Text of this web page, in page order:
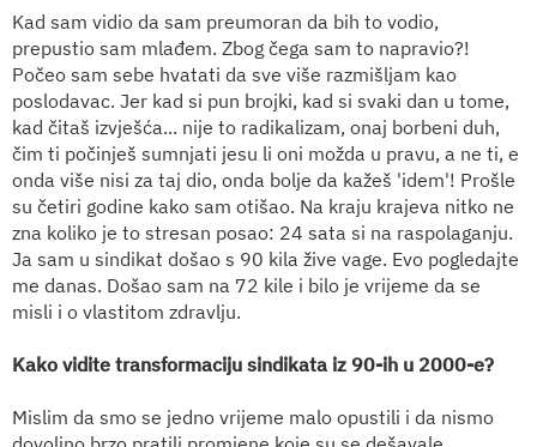
Kad sam vidio da sam preumoran da bih to vodio,
prepustio sam mlađem. Zbog čega sam to napravio?!
Počeo sam sebe hvatati da sve više razmišljam kao
poslodavac. Jer kad si pun brojki, kad si svaki dan u tome,
kad čitaš izvješća... nije to radikalizam, onaj borbeni duh,
čim ti počinješ sumnjati jesu li oni možda u pravu, a ne ti, e
onda više nisi za taj dio, onda bolje da kažeš 'idem'! Prošle
su četiri godine kako sam otišao. Na kraju krajeva nitko ne
zna koliko je to stresan posao: 24 sata si na raspolaganju.
Ja sam u sindikat došao s 90 kila žive vage. Evo pogledajte
me danas. Došao sam na 72 kile i bilo je vrijeme da se
misli i o vlastitom zdravlju.
Kako vidite transformaciju sindikata iz 90-ih u 2000-e?
Mislim da smo se jedno vrijeme malo opustili i da nismo